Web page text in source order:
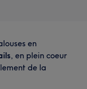
en
, en plein coeur
de la